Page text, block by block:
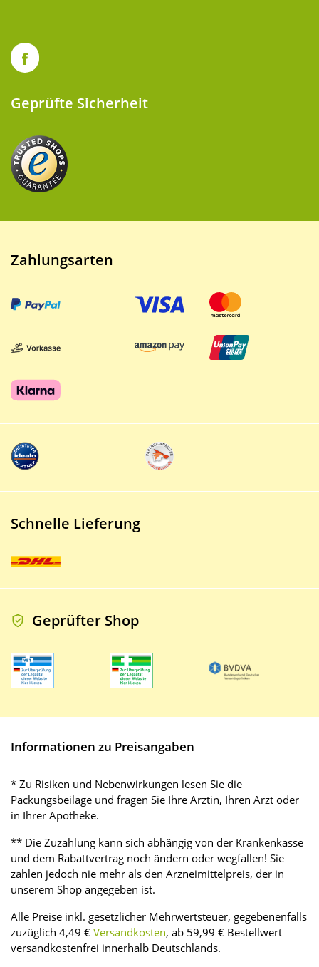
Geprüfte Sicherheit
Zahlungsarten
Schnelle Lieferung
Geprüfter Shop
Informationen zu Preisangaben
* Zu Risiken und Nebenwirkungen lesen Sie die
Packungsbeilage und fragen Sie Ihre Ärztin, Ihren Arzt oder
in Ihrer Apotheke.
** Die Zuzahlung kann sich abhängig von der Krankenkasse
und dem Rabattvertrag noch ändern oder wegfallen! Sie
zahlen jedoch nie mehr als den Arzneimittelpreis, der in
unserem Shop angegeben ist.
Alle Preise inkl. gesetzlicher Mehrwertsteuer, gegebenenfalls
zuzüglich 4,49 € Versandkosten, ab 59,99 € Bestellwert
versandkostenfrei innerhalb Deutschlands.